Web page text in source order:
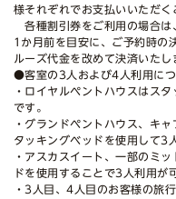
様それぞれでお支払いいただく
各種割引券をご利用の場合は
1か月前を目安に、ご予約時の
ルーズ代金を改めて決済いたし
●客室の3人および4人利用に
・ロイヤルペントハウスはス
です。
・グランドペントハウス、キ
タッキングベッドを使用して3
・アスカスイート、一部のミ
ドを使用することで3人利用が
・3人目、4人目のお客様の旅